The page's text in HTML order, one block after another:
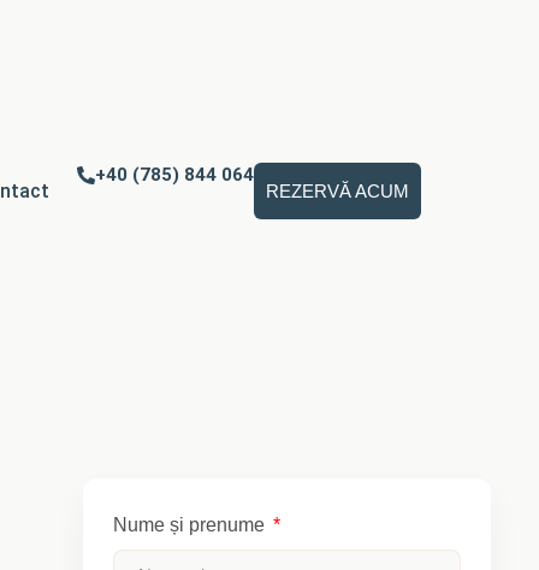
+40 (785) 844 064
REZERVĂ ACUM
Nume și prenume